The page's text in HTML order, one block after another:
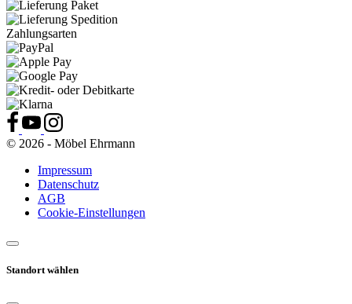
Zahlungsarten
© 2026 - Möbel Ehrmann
Impressum
Datenschutz
AGB
Cookie-Einstellungen
Standort wählen